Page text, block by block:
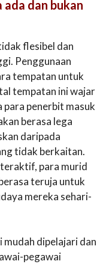
dan bukan
flesibel dan
Penggunaan
tempatan untuk
tempatan ini wajar
para penerbit masuk
berasa lega
daripada
tidak berkaitan.
para murid
teruja untuk
mereka sehari-
dipelajari dan
pegawai